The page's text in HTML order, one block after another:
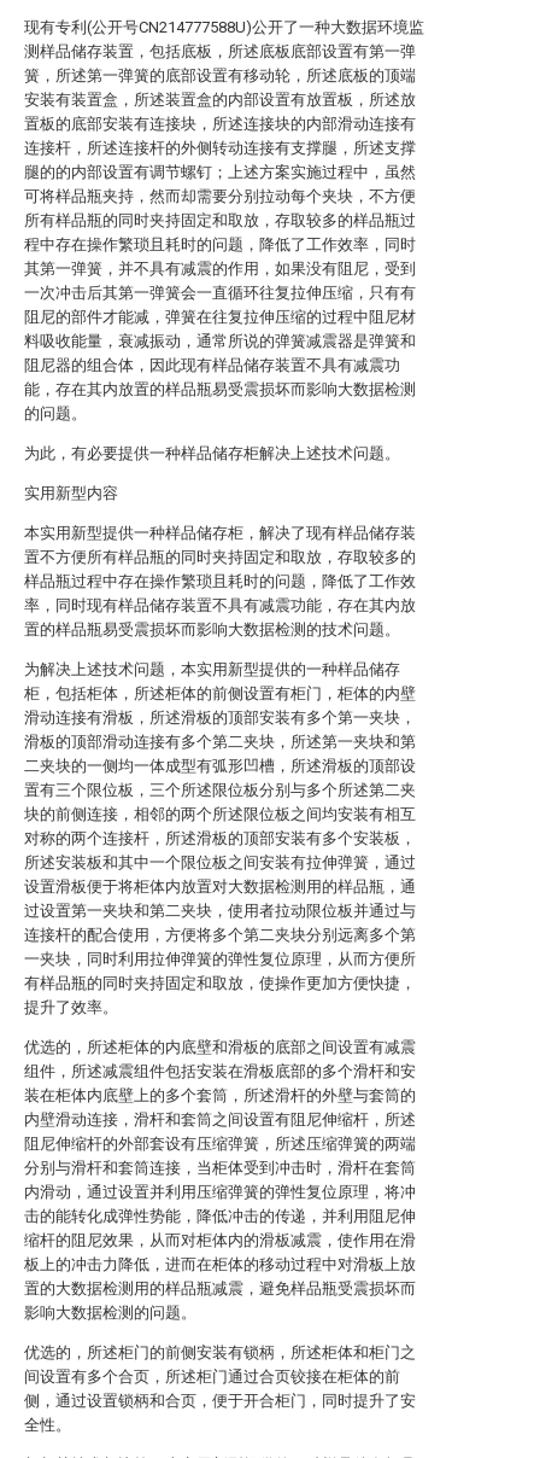
现有专利(公开号CN214777588U)公开了一种大数据环境监
测样品储存装置，包括底板，所述底板底部设置有第一弹
簧，所述第一弹簧的底部设置有移动轮，所述底板的顶端
安装有装置盒，所述装置盒的内部设置有放置板，所述放
置板的底部安装有连接块，所述连接块的内部滑动连接有
连接杆，所述连接杆的外侧转动连接有支撑腿，所述支撑
腿的的内部设置有调节螺钉；上述方案实施过程中，虽然
可将样品瓶夹持，然而却需要分别拉动每个夹块，不方便
所有样品瓶的同时夹持固定和取放，存取较多的样品瓶过
程中存在操作繁琐且耗时的问题，降低了工作效率，同时
其第一弹簧，并不具有减震的作用，如果没有阻尼，受到
一次冲击后其第一弹簧会一直循环往复拉伸压缩，只有有
阻尼的部件才能减，弹簧在往复拉伸压缩的过程中阻尼材
料吸收能量，衰减振动，通常所说的弹簧减震器是弹簧和
阻尼器的组合体，因此现有样品储存装置不具有减震功
能，存在其内放置的样品瓶易受震损坏而影响大数据检测
的问题。
为此，有必要提供一种样品储存柜解决上述技术问题。
实用新型内容
本实用新型提供一种样品储存柜，解决了现有样品储存装
置不方便所有样品瓶的同时夹持固定和取放，存取较多的
样品瓶过程中存在操作繁琐且耗时的问题，降低了工作效
率，同时现有样品储存装置不具有减震功能，存在其内放
置的样品瓶易受震损坏而影响大数据检测的技术问题。
为解决上述技术问题，本实用新型提供的一种样品储存
柜，包括柜体，所述柜体的前侧设置有柜门，柜体的内壁
滑动连接有滑板，所述滑板的顶部安装有多个第一夹块，
滑板的顶部滑动连接有多个第二夹块，所述第一夹块和第
二夹块的一侧均一体成型有弧形凹槽，所述滑板的顶部设
置有三个限位板，三个所述限位板分别与多个所述第二夹
块的前侧连接，相邻的两个所述限位板之间均安装有相互
对称的两个连接杆，所述滑板的顶部安装有多个安装板，
所述安装板和其中一个限位板之间安装有拉伸弹簧，通过
设置滑板便于将柜体内放置对大数据检测用的样品瓶，通
过设置第一夹块和第二夹块，使用者拉动限位板并通过与
连接杆的配合使用，方便将多个第二夹块分别远离多个第
一夹块，同时利用拉伸弹簧的弹性复位原理，从而方便所
有样品瓶的同时夹持固定和取放，使操作更加方便快捷，
提升了效率。
优选的，所述柜体的内底壁和滑板的底部之间设置有减震
组件，所述减震组件包括安装在滑板底部的多个滑杆和安
装在柜体内底壁上的多个套筒，所述滑杆的外壁与套筒的
内壁滑动连接，滑杆和套筒之间设置有阻尼伸缩杆，所述
阻尼伸缩杆的外部套设有压缩弹簧，所述压缩弹簧的两端
分别与滑杆和套筒连接，当柜体受到冲击时，滑杆在套筒
内滑动，通过设置并利用压缩弹簧的弹性复位原理，将冲
击的能转化成弹性势能，降低冲击的传递，并利用阻尼伸
缩杆的阻尼效果，从而对柜体内的滑板减震，使作用在滑
板上的冲击力降低，进而在柜体的移动过程中对滑板上放
置的大数据检测用的样品瓶减震，避免样品瓶受震损坏而
影响大数据检测的问题。
优选的，所述柜门的前侧安装有锁柄，所述柜体和柜门之
间设置有多个合页，所述柜门通过合页铰接在柜体的前
侧，通过设置锁柄和合页，便于开合柜门，同时提升了安
全性。